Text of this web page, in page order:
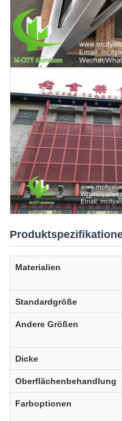
Materialien
Standardgröße
Andere Größen
Dicke
Oberflächenbehandlung
Farboptionen